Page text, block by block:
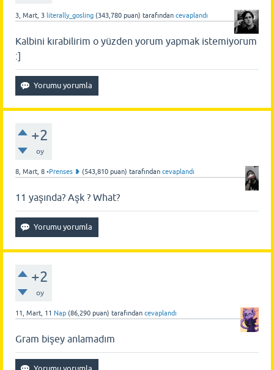
3, Mart, 3 literally_gosling (343,780 puan) tarafından cevaplandı
Kalbini kırabilirim o yüzden yorum yapmak istemiyorum
:]
+2
oy
8, Mart, 8 •Prenses ❥ (543,810 puan) tarafından cevaplandı
11 yaşında? Aşk ? What?
+2
oy
11, Mart, 11 Nap (86,290 puan) tarafından cevaplandı
Gram bişey anlamadım